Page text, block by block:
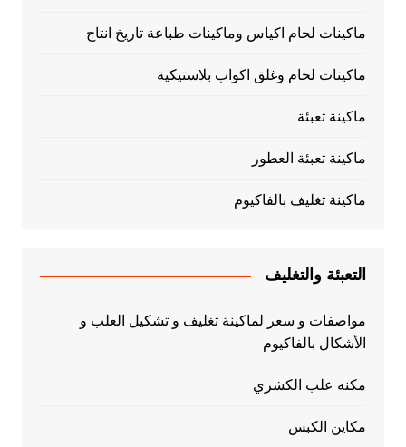
ماكينات لحام اكياس وماكينات طباعة تاريخ انتاج
ماكينات لحام وغلق اكواب بلاستيكية
ماكينة تعبئة
ماكينة تعبئة العطور
ماكينة تغليف بالفاكيوم
التعبئة والتغليف
مواصفات و سعر لماكينة تغليف و تشكيل العلب و
الأشكال بالفاكيوم
مكنه علب الكشري
مكاين الكبس